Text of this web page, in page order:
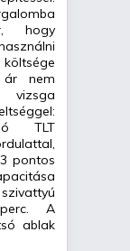
hogy
költsége
nem
TLT
pontos
A
ablak